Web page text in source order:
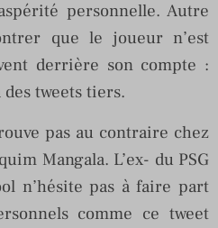
personnelle. Autre
que le joueur n’est
derrière son compte :
tweets tiers.
pas au contraire chez
Mangala. L’ex- du PSG
n’hésite pas à faire part
comme ce tweet